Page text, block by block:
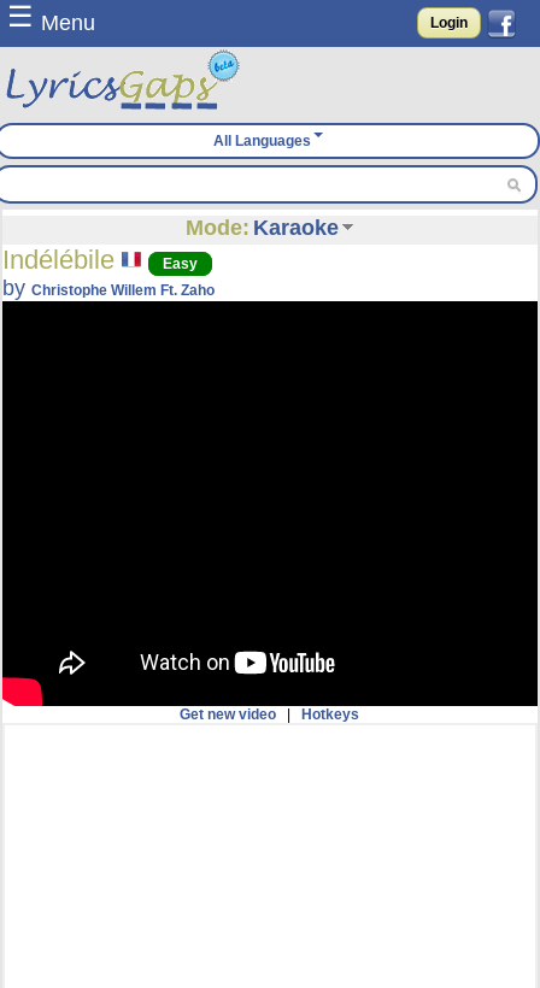
☰ Menu Login
All Languages
Mode: Karaoke
Indélébile Easy
byChristophe Willem Ft. Zaho
Get new video |Hotkeys